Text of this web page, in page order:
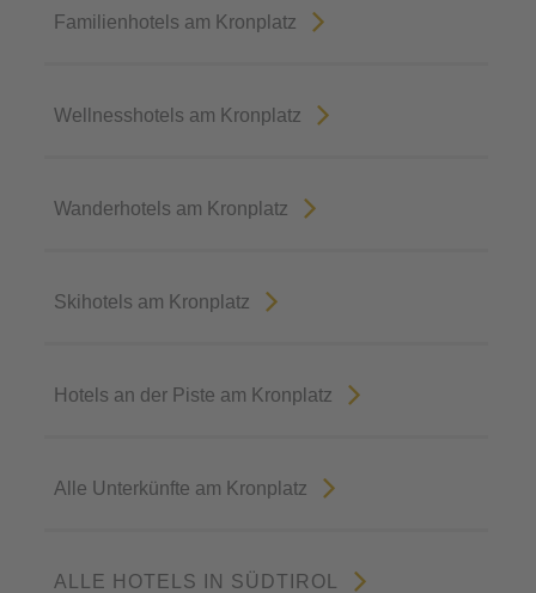
Familienhotels am Kronplatz
Wellnesshotels am Kronplatz
Wanderhotels am Kronplatz
Skihotels am Kronplatz
Hotels an der Piste am Kronplatz
Alle Unterkünfte am Kronplatz
ALLE HOTELS IN SÜDTIROL